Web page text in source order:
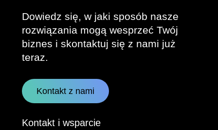
Dowiedz się, w jaki sposób nasze
rozwiązania mogą wesprzeć Twój
biznes i skontaktuj się z nami już
teraz.
Kontakt z nami
Kontakt i wsparcie